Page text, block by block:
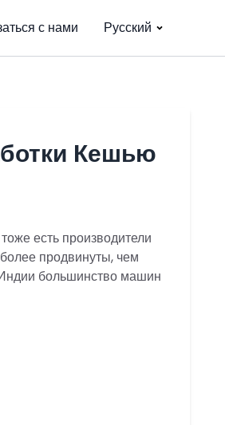
с нами Русский
Кешью
есть производители
продвинуты, чем
большинство машин